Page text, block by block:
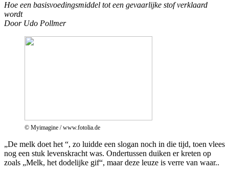
Hoe een basisvoedingsmiddel tot een gevaarlijke stof verklaard
wordt
Door Udo Pollmer
© Myimagine / www.fotolia.de
„De melk doet het “, zo luidde een slogan noch in die tijd, toen vlees
nog een stuk levenskracht was. Ondertussen duiken er kreten op
zoals „Melk, het dodelijke gif“, maar deze leuze is verre van waar..